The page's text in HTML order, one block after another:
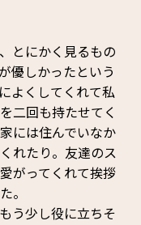
とにかく見るもの
優しかったという
よくしてくれて私
二回も持たせてく
には住んでいなか
れたり。友達のス
がってくれて挨拶
。
う少し役に立ちそ